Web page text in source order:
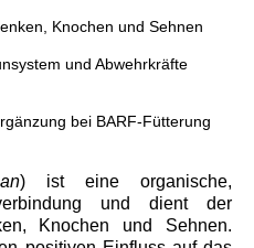
Knochen und Sehnen
und Abwehrkräfte
bei BARF-Fütterung
) ist eine organische,
und dient der
Knochen und Sehnen.